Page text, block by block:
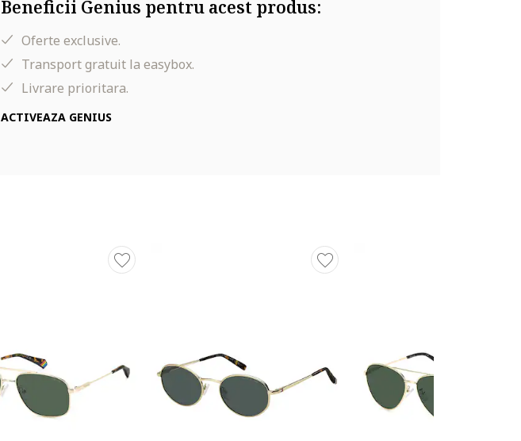
Beneficii Genius pentru acest produs:
Oferte exclusive.
Transport gratuit la easybox.
Livrare prioritara.
ACTIVEAZA GENIUS